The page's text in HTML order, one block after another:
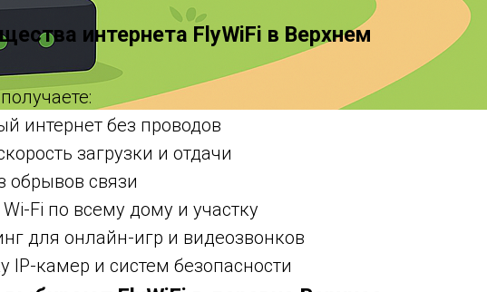
интернета FlyWiFi в Верхнем
интернет без проводов
загрузки и отдачи
обрывов связи
Fi по всему дому и участку
для онлайн-игр и видеозвонков
IP-камер и систем безопасности